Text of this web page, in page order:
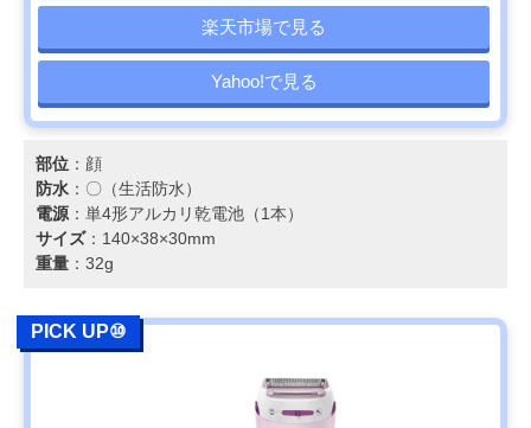
楽天市場で見る
Yahoo!で見る
部位 ：顔
防水 ：〇（生活防水）
電源：単4形アルカリ乾電池（1本）
サイズ：140×38×30mm
重量 ：32g
PICK UP⑩